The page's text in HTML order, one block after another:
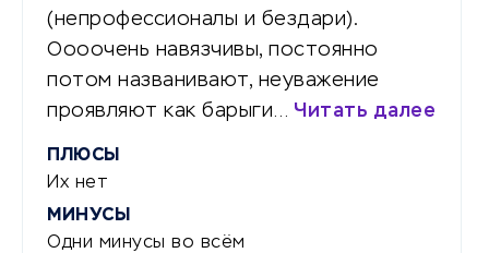
(непрофессионалы и бездари).
Оооочень навязчивы, постоянно
потом названивают, неуважение
проявляют как барыги… Читать далее
ПЛЮСЫ
Их нет
МИНУСЫ
Одни минусы во всём